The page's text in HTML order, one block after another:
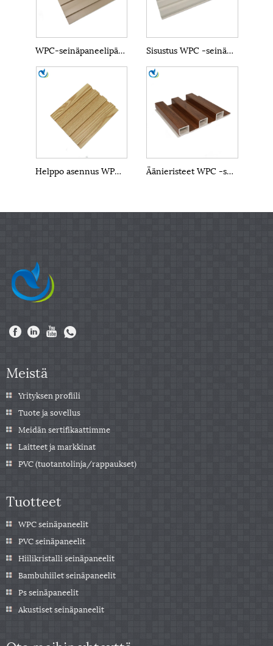
WPC-seinäpaneelipäällyste Sisustus WPC -seinäpaneeli
Helppo asennus WPC -seinäpaneelit Äänieristeet WPC -seinäpaneelit
Meistä
Yrityksen profiili
Tuote ja sovellus
Meidän sertifikaattimme
Laitteet ja markkinat
PVC (tuotantolinja/rappaukset)
Tuotteet
WPC seinäpaneelit
PVC seinäpaneelit
Hiilikristalli seinäpaneelit
Bambuhiilet seinäpaneelit
Ps seinäpaneelit
Akustiset seinäpaneelit